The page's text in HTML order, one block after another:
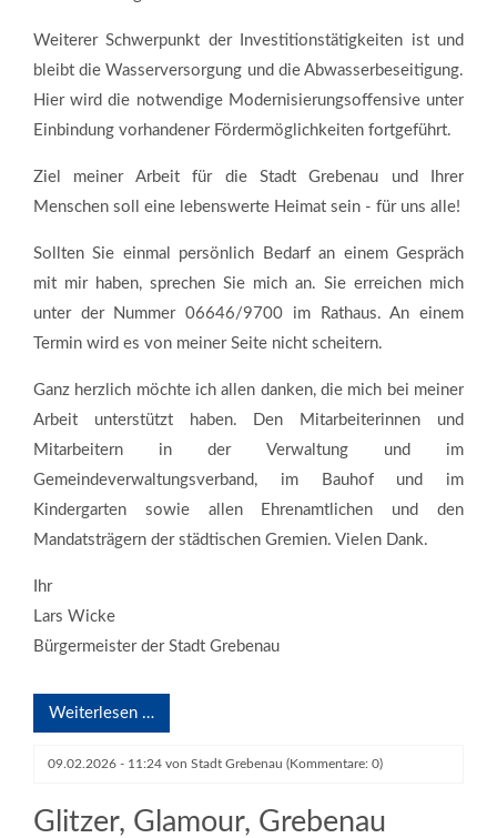
Weiterer Schwerpunkt der Investitionstätigkeiten ist und
bleibt die Wasserversorgung und die Abwasserbeseitigung.
Hier wird die notwendige Modernisierungsoffensive unter
Einbindung vorhandener Fördermöglichkeiten fortgeführt.
Ziel meiner Arbeit für die Stadt Grebenau und Ihrer
Menschen soll eine lebenswerte Heimat sein - für uns alle!
Sollten Sie einmal persönlich Bedarf an einem Gespräch
mit mir haben, sprechen Sie mich an. Sie erreichen mich
unter der Nummer 06646/9700 im Rathaus. An einem
Termin wird es von meiner Seite nicht scheitern.
Ganz herzlich möchte ich allen danken, die mich bei meiner
Arbeit unterstützt haben. Den Mitarbeiterinnen und
Mitarbeitern in der Verwaltung und im
Gemeindeverwaltungsverband, im Bauhof und im
Kindergarten sowie allen Ehrenamtlichen und den
Mandatsträgern der städtischen Gremien. Vielen Dank.
Ihr
Lars Wicke
Bürgermeister der Stadt Grebenau
Weiterlesen …
09.02.2026 - 11:24 von Stadt Grebenau (Kommentare: 0)
Glitzer, Glamour, Grebenau